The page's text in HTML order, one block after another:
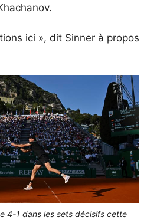
ici », dit Sinner à propos
4-1 dans les sets décisifs cette